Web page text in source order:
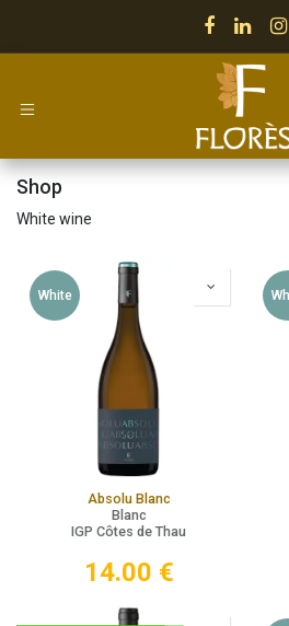
Shop
White wine
White
Absolu Blanc
Blanc
IGP Côtes de Thau
14.00 €